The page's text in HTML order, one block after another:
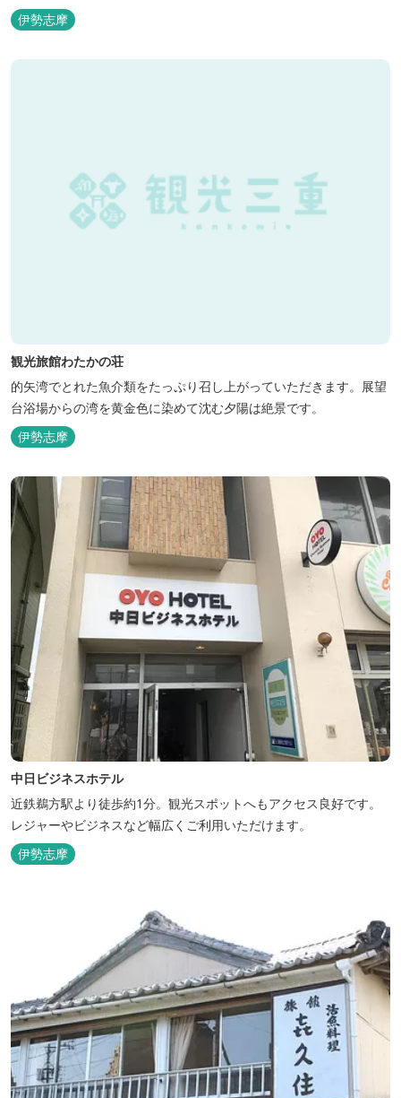
伊勢志摩
観光旅館わたかの荘
的矢湾でとれた魚介類をたっぷり召し上がっていただきます。展望
台浴場からの湾を黄金色に染めて沈む夕陽は絶景です。
伊勢志摩
中日ビジネスホテル
近鉄鵜方駅より徒歩約1分。観光スポットへもアクセス良好です。
レジャーやビジネスなど幅広くご利用いただけます。
伊勢志摩